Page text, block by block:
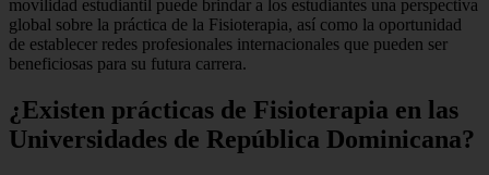
movilidad estudiantil puede brindar a los estudiantes una perspectiva
global sobre la práctica de la Fisioterapia, así como la oportunidad
de establecer redes profesionales internacionales que pueden ser
beneficiosas para su futura carrera.
¿Existen prácticas de Fisioterapia en las
Universidades de República Dominicana?